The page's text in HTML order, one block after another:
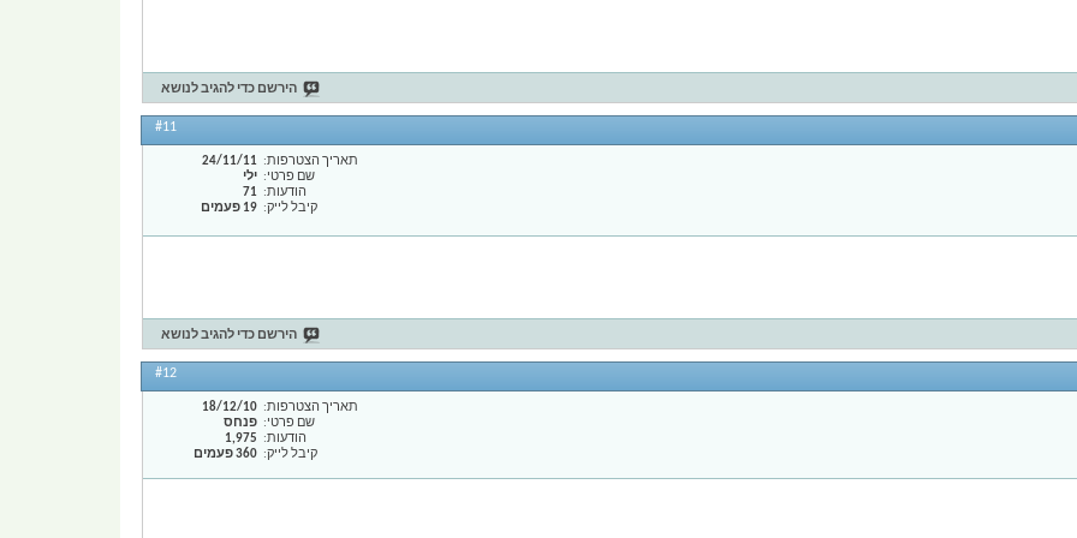
הירשם כדי להגיב לנושא
#11
תאריך הצטרפות
24/11/11
שם פרטי
ילי
הודעות
71
קיבל לייק
19 פעמים
הירשם כדי להגיב לנושא
#12
תאריך הצטרפות
18/12/10
שם פרטי
פנחס
הודעות
1,975
קיבל לייק
360 פעמים